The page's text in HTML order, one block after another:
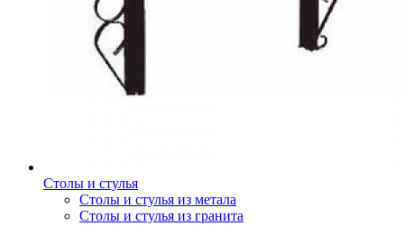
Столы и стулья
Столы и стулья из метала
Столы и стулья из гранита